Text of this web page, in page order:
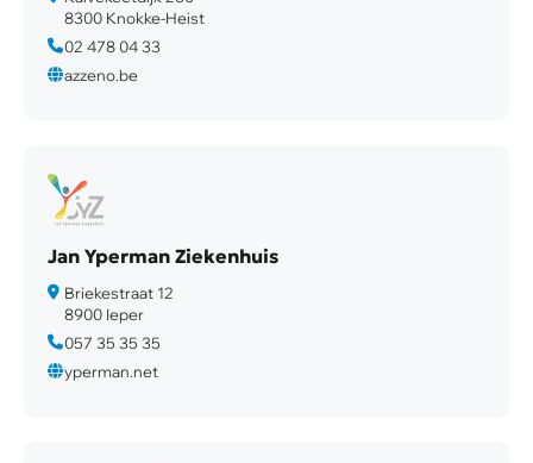
8300 Knokke-Heist
02 478 04 33
azzeno.be
Jan Yperman Ziekenhuis
Briekestraat 12
8900 Ieper
057 35 35 35
yperman.net